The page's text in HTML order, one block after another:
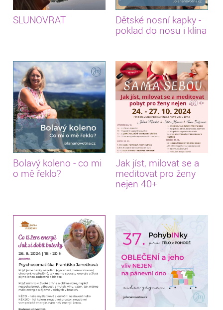
SLUNOVRAT
Dětské nosní kapky -
poklad do nosu i klína
Bolavý koleno - co mi
o mě řeklo?
Jak jíst, milovat se a
meditovat pro ženy
nejen 40+